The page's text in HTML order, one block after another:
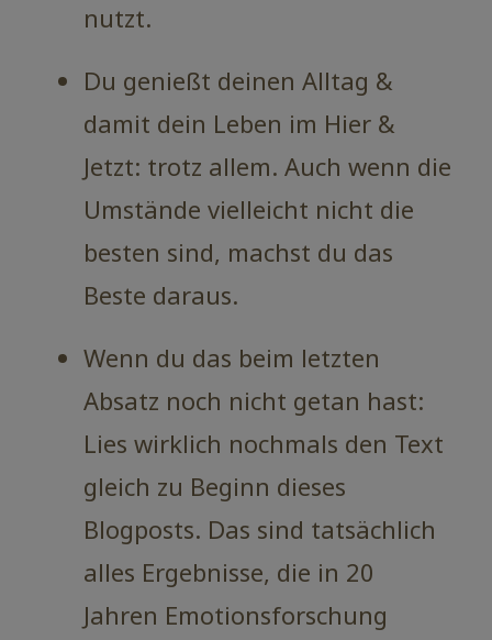
nutzt.
Du genießt deinen Alltag &
damit dein Leben im Hier &
Jetzt: trotz allem. Auch wenn die
Umstände vielleicht nicht die
besten sind, machst du das
Beste daraus.
Wenn du das beim letzten
Absatz noch nicht getan hast:
Lies wirklich nochmals den Text
gleich zu Beginn dieses
Blogposts. Das sind tatsächlich
alles Ergebnisse, die in 20
Jahren Emotionsforschung